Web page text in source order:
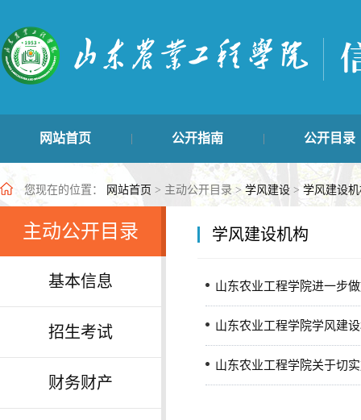
网站首页 公开指南 公开目录
学生管理类 | 主动公开目录 | 最新公开信
您现在的位置： 网站首页 > 主动公开目录 > 学风建设 > 学风建设
主动公开目录
基本信息
招生考试
财务财产
学风建设机构
山东农业工程学院进一步
山东农业工程学院学风建
山东农业工程学院关于切